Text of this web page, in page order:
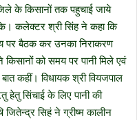
के किसानों तक पहुचाई जाये
कलेक्टर श्री सिंह ने कहा कि
पर बैठक कर उनका निराकरण
को समय पर पानी मिले एवं
कहीं। विधायक श्री वियजपाल
हेतु सिंचाई के लिए पानी की
सिहं ने ग्रीष्म कालीन